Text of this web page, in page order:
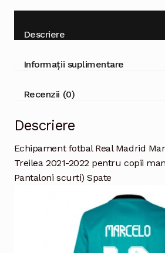
scurti)
Descriere
Informații suplimentare
Recenzii (0)
Descriere
Echipament fotbal Real Madrid
Treilea 2021-2022 pentru copii
Pantaloni scurti) Spate